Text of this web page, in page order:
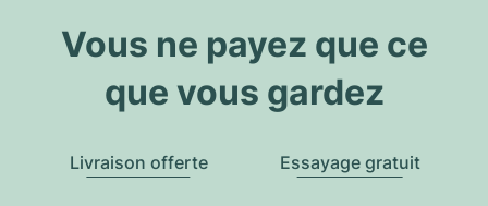
Vous ne payez que ce
que vous gardez
Livraison offerte Essayage gratuit